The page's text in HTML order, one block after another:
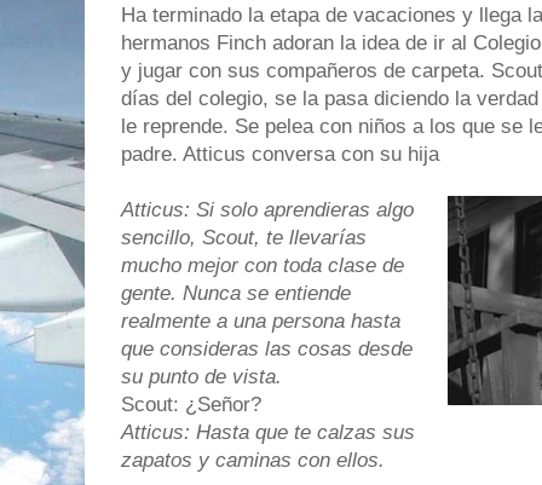
Ha terminado la etapa de vacaciones y llega
hermanos Finch adoran la idea de ir al
y jugar con sus compañeros de carpeta.
días del colegio, se la pasa diciendo la
le reprende. Se pelea con niños a los que se
padre. Atticus conversa con su hija
Atticus: Si solo aprendieras algo
sencillo, Scout, te llevarías
mucho mejor con toda clase de
gente. Nunca se entiende
realmente a una persona hasta
que consideras las cosas desde
su punto de vista.
Scout: ¿Señor?
Atticus: Hasta que te calzas sus
zapatos y caminas con ellos.